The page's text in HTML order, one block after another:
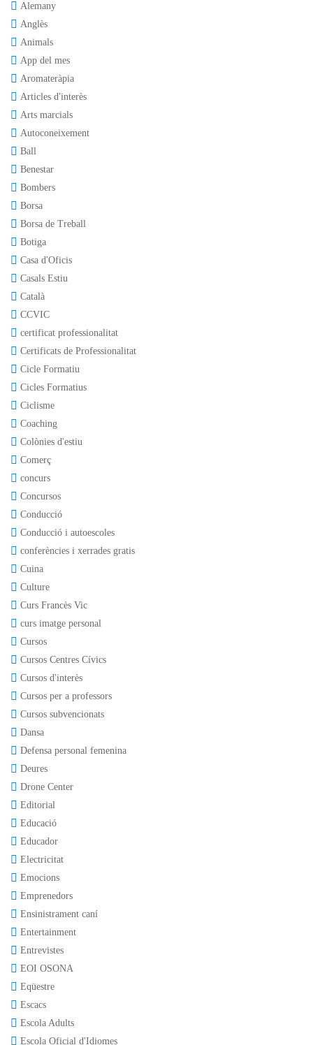
Alemany
Anglès
Animals
App del mes
Aromateràpia
Articles d'interès
Arts marcials
Autoconeixement
Ball
Benestar
Bombers
Borsa
Borsa de Treball
Botiga
Casa d'Oficis
Casals Estiu
Català
CCVIC
certificat professionalitat
Certificats de Professionalitat
Cicle Formatiu
Cicles Formatius
Ciclisme
Coaching
Colònies d'estiu
Comerç
concurs
Concursos
Conducció
Conducció i autoescoles
conferències i xerrades gratis
Cuina
Culture
Curs Francès Vic
curs imatge personal
Cursos
Cursos Centres Cívics
Cursos d'interès
Cursos per a professors
Cursos subvencionats
Dansa
Defensa personal femenina
Deures
Drone Center
Editorial
Educació
Educador
Electricitat
Emocions
Emprenedors
Ensinistrament caní
Entertainment
Entrevistes
EOI OSONA
Eqüestre
Escacs
Escola Adults
Escola Oficial d'Idiomes